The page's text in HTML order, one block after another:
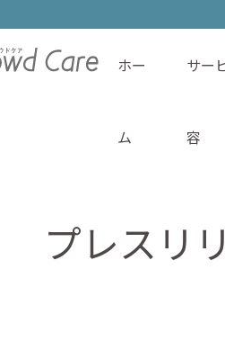
ホー
ム
サー
容
プレスリ